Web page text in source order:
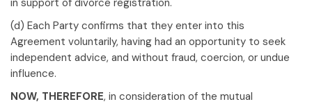
in support of divorce registration.
(d) Each Party confirms that they enter into this
Agreement voluntarily, having had an opportunity to seek
independent advice, and without fraud, coercion, or undue
influence.
NOW, THEREFORE, in consideration of the mutual